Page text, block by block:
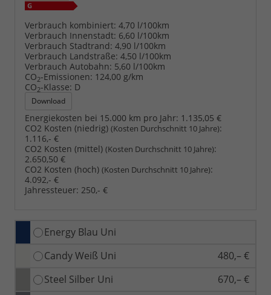
Verbrauch kombiniert: 4,70 l/100km
Verbrauch Innenstadt: 6,60 l/100km
Verbrauch Stadtrand: 4,90 l/100km
Verbrauch Landstraße: 4,50 l/100km
Verbrauch Autobahn: 5,60 l/100km
CO2-Emissionen: 124,00 g/km
CO2-Klasse: D
Download
Energiekosten bei 15.000 km pro Jahr: 1.135,05 €
CO2 Kosten (niedrig) (Kosten Durchschnitt 10 Jahre):
1.116,- €
CO2 Kosten (mittel) (Kosten Durchschnitt 10 Jahre):
2.650,50 €
CO2 Kosten (hoch) (Kosten Durchschnitt 10 Jahre):
4.092,- €
Jahressteuer: 250,- €
Energy Blau Uni
Candy Weiß Uni
480,– €
Steel Silber Uni
670,– €